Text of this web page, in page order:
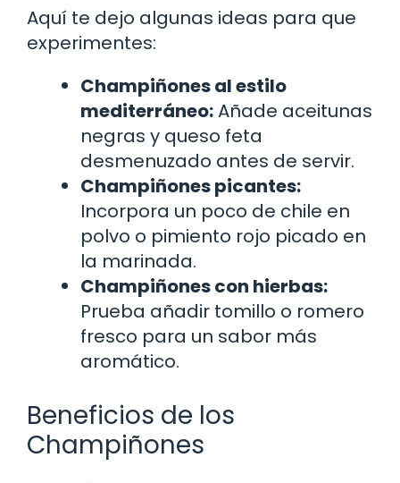
Aquí te dejo algunas ideas para que
experimentes:
Champiñones al estilo
mediterráneo:Añade aceitunas
negras y queso feta
desmenuzado antes de servir.
Champiñones picantes:
Incorpora un poco de chile en
polvo o pimiento rojo picado en
la marinada.
Champiñones con hierbas:
Prueba añadir tomillo o romero
fresco para un sabor más
aromático.
Beneficios de los
Champiñones